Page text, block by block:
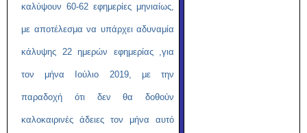
καλύψουν 60-62 εφημερίες μηνιαίως,
με αποτέλεσμα να υπάρχει αδυναμία
κάλυψης 22 ημερών εφημερίας ,για
τον μήνα Ιούλιο 2019, με την
παραδοχή ότι δεν θα δοθούν
καλοκαιρινές άδειες τον μήνα αυτό